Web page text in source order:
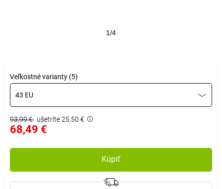
1/4
Veľkostné varianty (5)
43 EU
93,99 € ušetríte 25,50 €
68,49 €
Kúpiť